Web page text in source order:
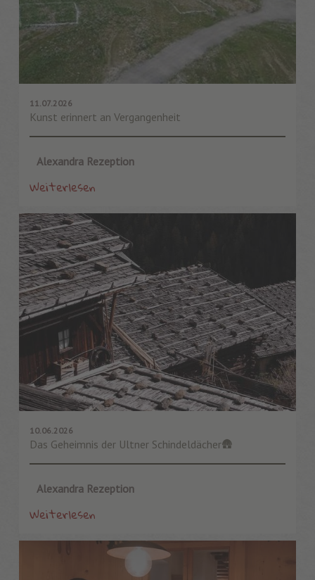
11.07.2026
Kunst erinnert an Vergangenheit
Alexandra Rezeption
Weiterlesen
10.06.2026
Das Geheimnis der Ultner Schindeldächer🛖
Alexandra Rezeption
Weiterlesen